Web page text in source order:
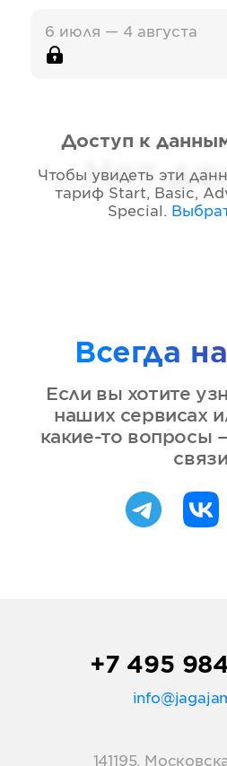
6 июля — 4 августа
Нет
Доступ к
Чтобы увидеть эти
тариф Start, Basic,
Special .
Всегда
Если вы хотите
наших сервисах
какие-то вопросы
связи
+7 495
141195,